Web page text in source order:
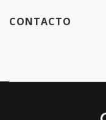
CONTACTO